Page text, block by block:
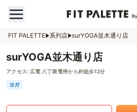
FIT PALETTE 系列店 surYOGA並木通り店
surYOGA並木通り店
アクセス: 広電 八丁堀電停から約徒歩12分
ヨガ